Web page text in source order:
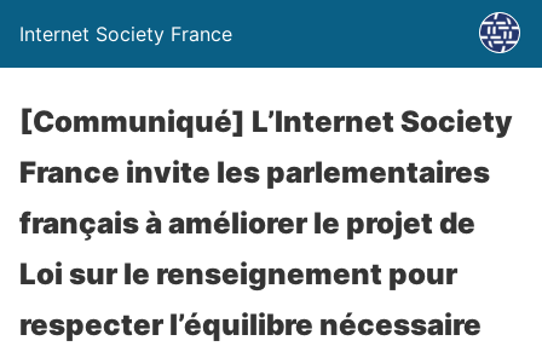
Internet Society France
[Communiqué] L’Internet Society
France invite les parlementaires
français à améliorer le projet de
Loi sur le renseignement pour
respecter l’équilibre nécessaire